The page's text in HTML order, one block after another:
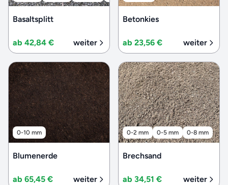
Basaltsplitt
ab 42,84 € weiter
Betonkies
ab 23,56 € weiter
0-10 mm
Blumenerde
ab 65,45 € weiter
0-2 mm 0-5 mm 0-8 mm
Brechsand
ab 34,51 € weiter